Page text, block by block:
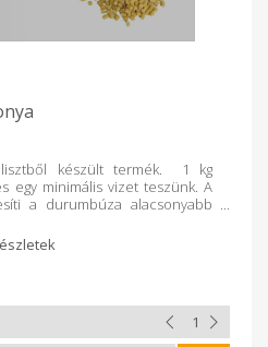
lisztből készült termék. 1 kg
egy minimális vizet teszünk. A
a durumbúza alacsonyabb
és jobban megőrzi
hagyományos lisztből készült